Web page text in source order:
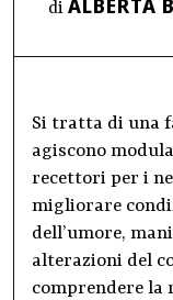
di ALBERTA
Si tratta di una
agiscono
recettori per i
migliorare
dell’umore,
alterazioni del
comprendere la